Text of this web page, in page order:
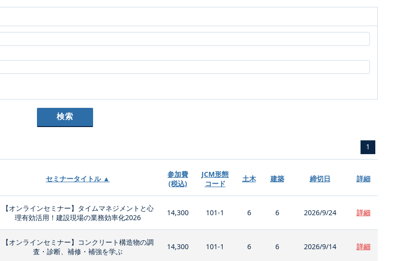
1
セミナータイトル ▲
参加費
(税込)
JCM形態
コード
土木 建築 締切日 詳細
【オンラインセミナー】タイムマネジメントと心
理有効活用！建設現場の業務効率化2026
14,300 101-1 6 6 2026/9/24 詳細
【オンラインセミナー】コンクリート構造物の調
査・診断、補修・補強を学ぶ
14,300 101-1 6 6 2026/9/14 詳細